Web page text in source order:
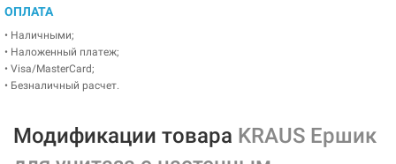
ОПЛАТА
• Наличными;
• Наложенный платеж;
• Visa/MasterCard;
• Безналичный расчет.
Модификации товара KRAUS Ершик